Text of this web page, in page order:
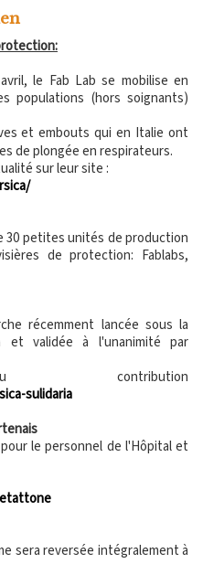
le Fab Lab se mobilise en
populations (hors soignants)
et embouts qui en Italie ont
de plongée en respirateurs.
sur leur site :
30 petites unités de production
de protection: Fablabs,
récemment lancée sous la
validée à l'unanimité par
contribution
sulidaria
le personnel de l'Hôpital et
sera reversée intégralement à